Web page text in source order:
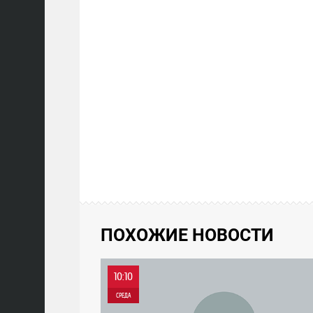
ПОХОЖИЕ НОВОСТИ
10:10
СРЕДА